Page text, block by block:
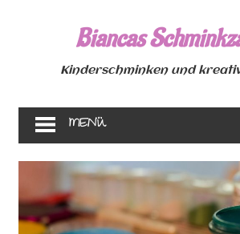
Biancas
Kinderschminken und
MENÜ